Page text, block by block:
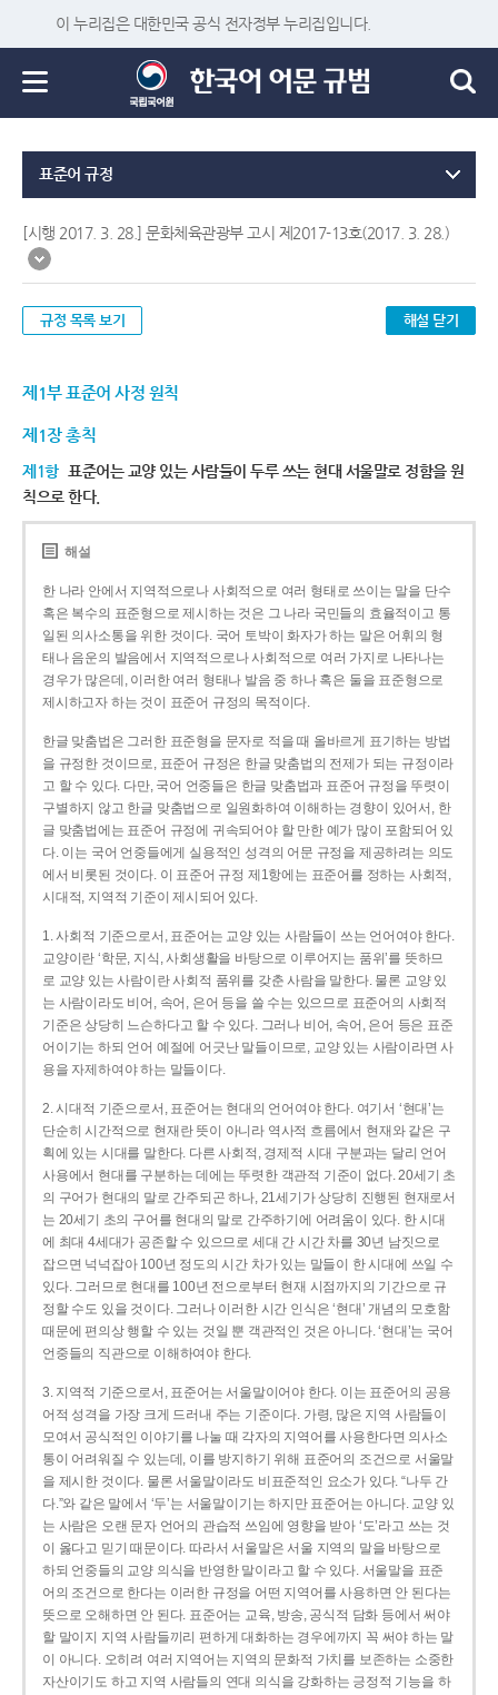
이 누리집은 대한민국 공식 전자정부 누리집입니다.
표준어 규정
[시행 2017. 3. 28.] 문화체육관광부 고시 제2017-13호(2017. 3. 28.)
규정 목록 보기 해설 닫기
제1부 표준어 사정 원칙
제1장 총칙
제1항 표준어는 교양 있는 사람들이 두루 쓰는 현대 서울말로 정함을 원
칙으로 한다.
해설
한 나라 안에서 지역적으로나 사회적으로 여러 형태로 쓰이는 말을 단수
혹은 복수의 표준형으로 제시하는 것은 그 나라 국민들의 효율적이고 통
일된 의사소통을 위한 것이다. 국어 토박이 화자가 하는 말은 어휘의 형
태나 음운의 발음에서 지역적으로나 사회적으로 여러 가지로 나타나는
경우가 많은데, 이러한 여러 형태나 발음 중 하나 혹은 둘을 표준형으로
제시하고자 하는 것이 표준어 규정의 목적이다.
한글 맞춤법은 그러한 표준형을 문자로 적을 때 올바르게 표기하는 방법
을 규정한 것이므로, 표준어 규정은 한글 맞춤법의 전제가 되는 규정이라
고 할 수 있다. 다만, 국어 언중들은 한글 맞춤법과 표준어 규정을 뚜렷이
구별하지 않고 한글 맞춤법으로 일원화하여 이해하는 경향이 있어서, 한
글 맞춤법에는 표준어 규정에 귀속되어야 할 만한 예가 많이 포함되어 있
다. 이는 국어 언중들에게 실용적인 성격의 어문 규정을 제공하려는 의도
에서 비롯된 것이다. 이 표준어 규정 제1항에는 표준어를 정하는 사회적,
시대적, 지역적 기준이 제시되어 있다.
1. 사회적 기준으로서, 표준어는 교양 있는 사람들이 쓰는 언어여야 한다.
교양이란 ‘학문, 지식, 사회생활을 바탕으로 이루어지는 품위’를 뜻하므
로 교양 있는 사람이란 사회적 품위를 갖춘 사람을 말한다. 물론 교양 있
는 사람이라도 비어, 속어, 은어 등을 쓸 수는 있으므로 표준어의 사회적
기준은 상당히 느슨하다고 할 수 있다. 그러나 비어, 속어, 은어 등은 표준
어이기는 하되 언어 예절에 어긋난 말들이므로, 교양 있는 사람이라면 사
용을 자제하여야 하는 말들이다.
2. 시대적 기준으로서, 표준어는 현대의 언어여야 한다. 여기서 ‘현대’는
단순히 시간적으로 현재란 뜻이 아니라 역사적 흐름에서 현재와 같은 구
획에 있는 시대를 말한다. 다른 사회적, 경제적 시대 구분과는 달리 언어
사용에서 현대를 구분하는 데에는 뚜렷한 객관적 기준이 없다. 20세기 초
의 구어가 현대의 말로 간주되곤 하나, 21세기가 상당히 진행된 현재로서
는 20세기 초의 구어를 현대의 말로 간주하기에 어려움이 있다. 한 시대
에 최대 4세대가 공존할 수 있으므로 세대 간 시간 차를 30년 남짓으로
잡으면 넉넉잡아 100년 정도의 시간 차가 있는 말들이 한 시대에 쓰일 수
있다. 그러므로 현대를 100년 전으로부터 현재 시점까지의 기간으로 규
정할 수도 있을 것이다. 그러나 이러한 시간 인식은 ‘현대’ 개념의 모호함
때문에 편의상 행할 수 있는 것일 뿐 객관적인 것은 아니다. ‘현대’는 국어
언중들의 직관으로 이해하여야 한다.
3. 지역적 기준으로서, 표준어는 서울말이어야 한다. 이는 표준어의 공용
어적 성격을 가장 크게 드러내 주는 기준이다. 가령, 많은 지역 사람들이
모여서 공식적인 이야기를 나눌 때 각자의 지역어를 사용한다면 의사소
통이 어려워질 수 있는데, 이를 방지하기 위해 표준어의 조건으로 서울말
을 제시한 것이다. 물론 서울말이라도 비표준적인 요소가 있다. “나두 간
다.”와 같은 말에서 ‘두’는 서울말이기는 하지만 표준어는 아니다. 교양 있
는 사람은 오랜 문자 언어의 관습적 쓰임에 영향을 받아 ‘도’라고 쓰는 것
이 옳다고 믿기 때문이다. 따라서 서울말은 서울 지역의 말을 바탕으로
하되 언중들의 교양 의식을 반영한 말이라고 할 수 있다. 서울말을 표준
어의 조건으로 한다는 이러한 규정을 어떤 지역어를 사용하면 안 된다는
뜻으로 오해하면 안 된다. 표준어는 교육, 방송, 공식적 담화 등에서 써야
할 말이지 지역 사람들끼리 편하게 대화하는 경우에까지 꼭 써야 하는 말
이 아니다. 오히려 여러 지역어는 지역의 문화적 가치를 보존하는 소중한
자산이기도 하고 지역 사람들의 연대 의식을 강화하는 긍정적 기능을 하